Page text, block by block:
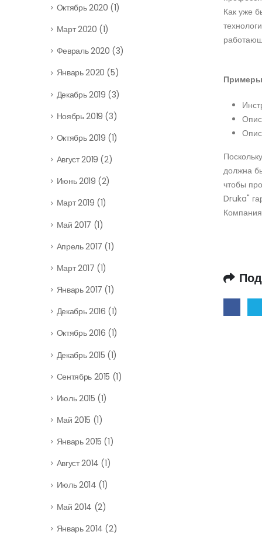
Как уже
Примеры
должна
чтобы
Druka"
Октябрь 2020 (1)
Март 2020 (1)
Февраль 2020 (3)
Январь 2020 (5)
Декабрь 2019 (3)
Ноябрь 2019 (3)
Октябрь 2019 (1)
Август 2019 (2)
Июнь 2019 (2)
Март 2019 (1)
Май 2017 (1)
Апрель 2017 (1)
Март 2017 (1)
Январь 2017 (1)
Декабрь 2016 (1)
Октябрь 2016 (1)
Декабрь 2015 (1)
Сентябрь 2015 (1)
Июль 2015 (1)
Май 2015 (1)
Январь 2015 (1)
Август 2014 (1)
Июль 2014 (1)
Май 2014 (2)
Январь 2014 (2)